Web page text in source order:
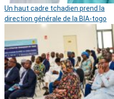
Un haut cadre tchadien prend la
direction générale de la BIA-togo